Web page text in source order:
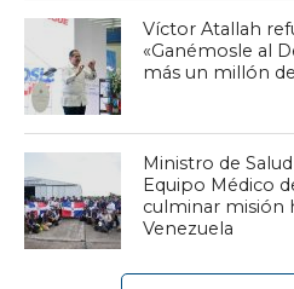
Víctor Atallah
«Ganémosle al
más un millón
Ministro de
Equipo Médico
culminar misión
Venezuela